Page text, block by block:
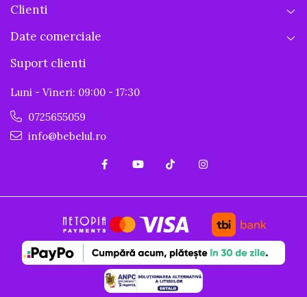
Clienti
Date comerciale
Suport clienti
Luni - Vineri: 09:00 - 17:30
0725655059
info@bebelul.ro